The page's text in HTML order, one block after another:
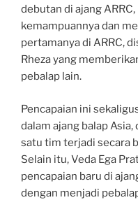
debutan di ajang
kemampuannya dan
pertamanya di ARRC,
Rheza yang
pebalap lain.
Pencapaian ini
dalam ajang balap
satu tim terjadi secara
Selain itu, Veda Ega
pencapaian baru di
dengan menjadi